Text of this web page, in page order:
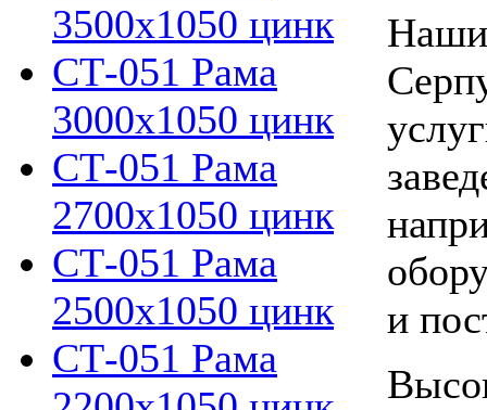
3500х1050 цинк
СТ-051 Рама
3000х1050 цинк
СТ-051 Рама
2700х1050 цинк
СТ-051 Рама
2500х1050 цинк
СТ-051 Рама
и